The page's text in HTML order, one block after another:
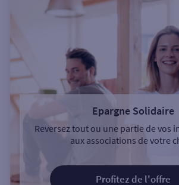
Epargne Solidaire
Reversez tout ou une partie de vos
aux associations de votre
Profitez de l'offre